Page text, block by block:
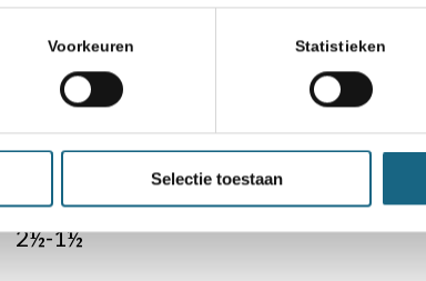
Voorkeuren Statistieken
Selectie toestaan
Net toen het team verwachte dat
met een vol punt en een 2-2
extra kwaliteit terug waarna
2½-1½